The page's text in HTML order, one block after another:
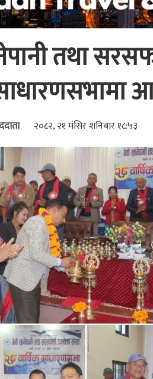
तथा
२०८२, २१ मंसिर शनिबार १८:५३